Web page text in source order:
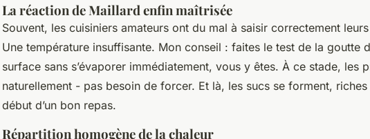
La réaction de Maillard enfin maîtrisée
Souvent, les cuisiniers amateurs ont du mal à saisir correctement
Une température insuffisante. Mon conseil : faites le test de la goutte
surface sans s’évaporer immédiatement, vous y êtes. À ce stade, les
naturellement - pas besoin de forcer. Et là, les sucs se forment, riches
début d’un bon repas.
Répartition homogène de la chaleur